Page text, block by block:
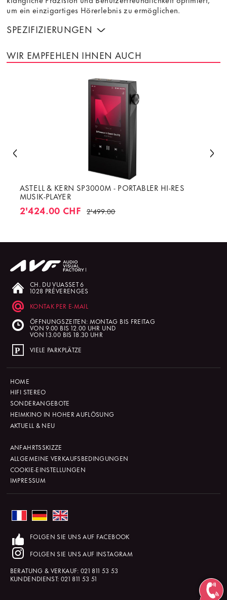
um ein einzigartiges Hörerlebnis zu ermöglichen.
SPEZIFIZIERUNGEN
WIR EMPFEHLEN IHNEN AUCH
ASTELL & KERN SP3000M - PORTABLER HI-RES
MUSIK-PLAYER
2'424.00 CHF 2'499.00
CH. DU VUASSET 6
1028 PRÉVERENGES
KONTAK PER E-MAIL
ÖFFNUNGSZEITEN: MONTAG BIS FREITAG
VON 9.00 BIS 12.00 UHR UND
VON 13.00 BIS 18.30 UHR
VIELE PARKPLÄTZE
HOME
HIFI STEREO
SONDERANGEBOTE
HEIMKINO IN HOHER AUFLÖSUNG
AKTUELL & NEU
ANFAHRTSSKIZZE
ALLGEMEINE VERKAUFSBEDINGUNGEN
COOKIE-EINSTELLUNGEN
IMPRESSUM
FOLGEN SIE UNS AUF FACEBOOK
FOLGEN SIE UNS AUF INSTAGRAM
BERATUNG & VERKAUF: 021 811 53 53
KUNDENDIENST: 021 811 53 51